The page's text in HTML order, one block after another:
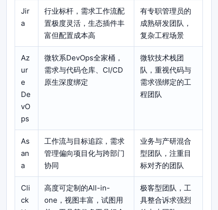
Jir
a
行业标杆，需求工作流配
置极度灵活，生态插件丰
富但配置成本高
有专职管理员的
成熟研发团队，
复杂工程场景
Az
ur
e
De
vO
ps
微软系DevOps全家桶，
需求与代码仓库、CI/CD
原生深度绑定
微软技术栈团
队，重视代码与
需求强绑定的工
程团队
As
an
a
工作流与目标追踪，需求
管理偏向项目化与跨部门
协同
业务与产研混合
型团队，注重目
标对齐的团队
Cli
ck
高度可定制的All-in-
one，视图丰富，试图用
极客型团队，工
具整合诉求强烈